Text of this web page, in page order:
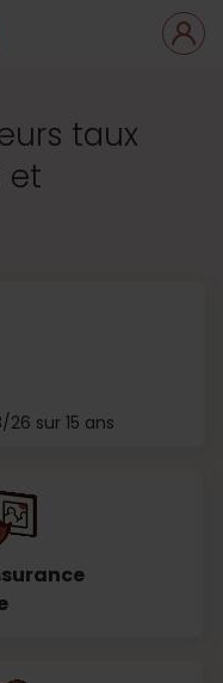
taux
et
sur 15 ans